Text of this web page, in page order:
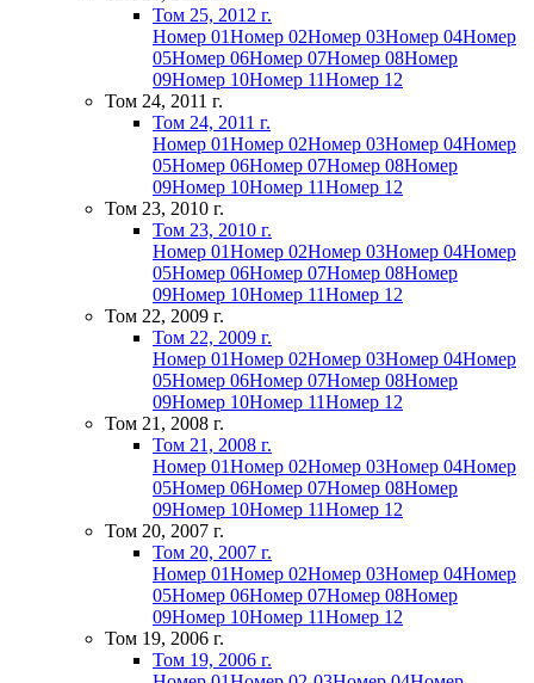
Том 25, 2012 г.
Номер 01Номер 02Номер 03Номер 04Номер
05Номер 06Номер 07Номер 08Номер
09Номер 10Номер 11Номер 12
Том 24, 2011 г.
Том 24, 2011 г.
Номер 01Номер 02Номер 03Номер 04Номер
05Номер 06Номер 07Номер 08Номер
09Номер 10Номер 11Номер 12
Том 23, 2010 г.
Том 23, 2010 г.
Номер 01Номер 02Номер 03Номер 04Номер
05Номер 06Номер 07Номер 08Номер
09Номер 10Номер 11Номер 12
Том 22, 2009 г.
Том 22, 2009 г.
Номер 01Номер 02Номер 03Номер 04Номер
05Номер 06Номер 07Номер 08Номер
09Номер 10Номер 11Номер 12
Том 21, 2008 г.
Том 21, 2008 г.
Номер 01Номер 02Номер 03Номер 04Номер
05Номер 06Номер 07Номер 08Номер
09Номер 10Номер 11Номер 12
Том 20, 2007 г.
Том 20, 2007 г.
Номер 01Номер 02Номер 03Номер 04Номер
05Номер 06Номер 07Номер 08Номер
09Номер 10Номер 11Номер 12
Том 19, 2006 г.
Том 19, 2006 г.